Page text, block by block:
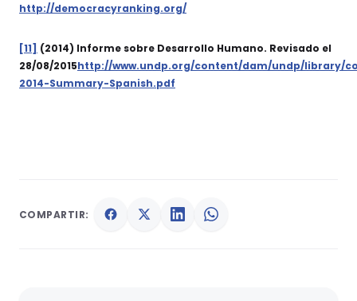
http://democracyranking.org/
[11] (2014) Informe sobre Desarrollo Humano. Revisado el
28/08/2015http://www.undp.org/content/dam/undp/library/
2014-Summary-Spanish.pdf
COMPARTIR: